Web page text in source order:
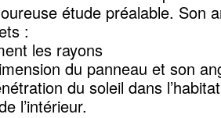
étude préalable. Son
:
les rayons
du panneau et son
du soleil dans
l’intérieur.